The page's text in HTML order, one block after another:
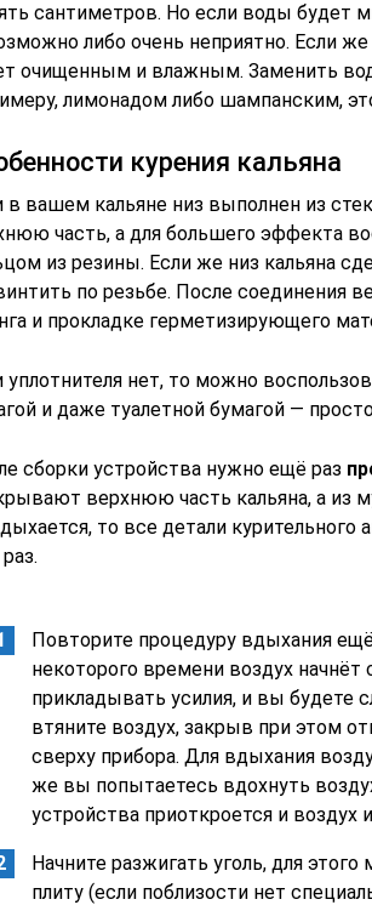
сантиметров. Но если воды будет
либо очень неприятно. Если
очищенным и влажным. Заменить
лимонадом либо шампанским,
курения кальяна
в вашем кальяне низ выполнен из
часть, а для большего эффекта
из резины. Если же низ кальяна
по резьбе. После соединения
и прокладке герметизирующего
уплотнителя нет, то можно
и даже туалетной бумагой —
сборки устройства нужно ещё раз
верхнюю часть кальяна, а из
то все детали курительного
Повторите процедуру вдыхания
некоторого времени воздух
прикладывать усилия, и вы будете
втяните воздух, закрыв при этом
сверху прибора. Для вдыхания
же вы попытаетесь вдохнуть
устройства приоткроется и воздух
Начните разжигать уголь, для
плиту (если поблизости нет